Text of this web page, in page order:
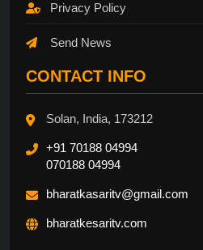
Privacy Policy
Send News
CONTACT INFO
Solan, India, 173212
+91 70188 04994
070188 04994
bharatkasaritv@gmail.com
bharatkesaritv.com